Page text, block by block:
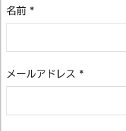
名前 *
メールアドレス *